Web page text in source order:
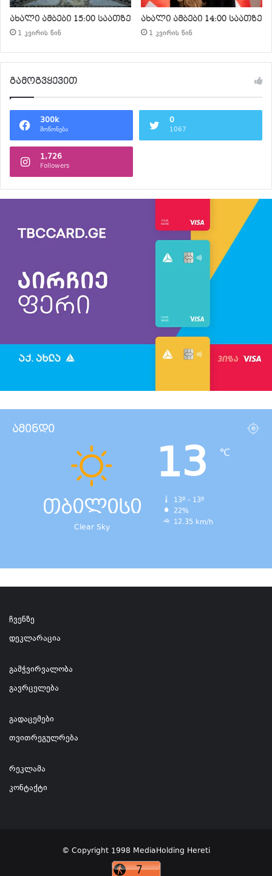
ახალი ამბები 15:00 საათზე
1 კვირის წინ
ახალი ამბები 14:00 საათზე
1 კვირის წინ
გამოგვყევით
300k
მოწონება
0
1067
1,726
Followers
ამინდი
თბილისი
Clear Sky
13 ℃
13º - 13º
22%
12.35 km/h
ჩვენზე
დეკლარაცია
გამჭვირვალობა
გავრცელება
გადაცემები
თვითრეგულრება
რეკლამა
კონტაქტი
© Copyright 1998 MediaHolding Hereti